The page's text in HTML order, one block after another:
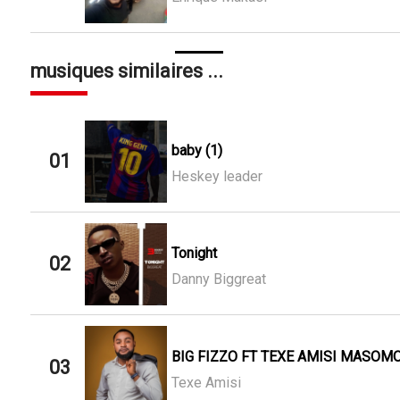
musiques similaires ...
01
baby (1)
Heskey leader
02
Tonight
Danny Biggreat
03
BIG FIZZO FT TEXE AMISI
Texe Amisi